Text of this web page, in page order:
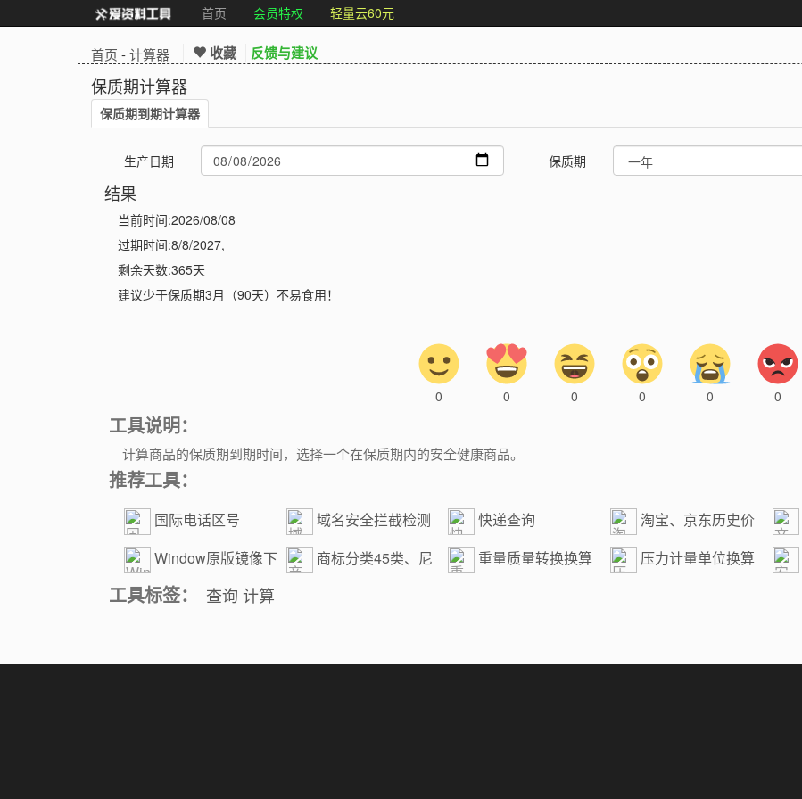
首页 会员特权 轻量云60元
首页 -计算器 收藏 反馈与建议
保质期计算器
保质期到期计算器
生产日期 保质期
结果
当前时间:2026/08/08
过期时间:8/8/2027,
剩余天数:365天
建议少于保质期3月（90天）不易食用！
0 0 0 0 0 0
工具说明：
计算商品的保质期到期时间，选择一个在保质期内的安全健康商品。
推荐工具：
国际电话区号 域名安全拦截检测 快递查询
淘宝、京东历史价
格查询
算
Window原版镜像下
载
商标分类45类、尼
重量质量转换换算 压力计量单位换算
工具标签： 查询 计算